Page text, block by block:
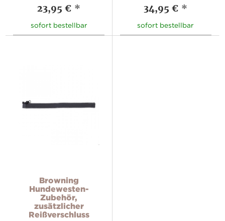
23,95 € *
sofort bestellbar
34,95 € *
sofort bestellbar
Browning
Hundewesten-
Zubehör,
zusätzlicher
Reißverschluss